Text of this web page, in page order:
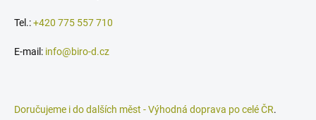
Tel.:+420 775 557 710
E-mail: info@biro-d.cz
Doručujeme i do dalších měst - Výhodná doprava po celé ČR.